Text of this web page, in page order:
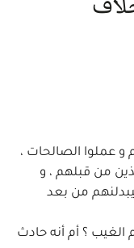
و عملوا الصالحات ،
من قبلهم ، و
من بعد
؟ أم أنه حادث